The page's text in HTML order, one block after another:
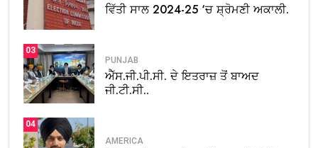
ਵਿੱਤੀ ਸਾਲ 2024-25 ‘ਚ ਸ਼੍ਰੋਮਣੀ ਅਕਾਲੀ.
03
PUNJAB
ਐੱਸ.ਜੀ.ਪੀ.ਸੀ. ਦੇ ਇਤਰਾਜ਼ ਤੋਂ ਬਾਅਦ
ਜੀ.ਟੀ.ਸੀ..
04
AMERICA